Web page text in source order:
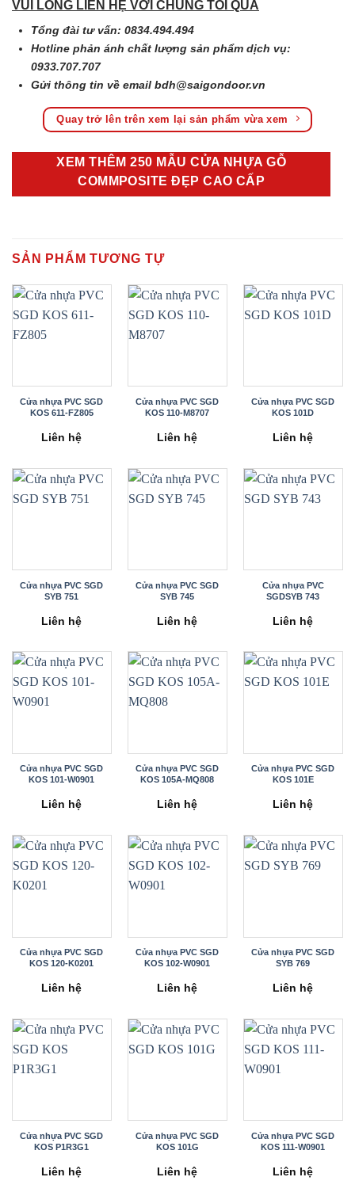
VUI LÒNG LIÊN HỆ VỚI CHÚNG TÔI QUA
Tổng đài tư vấn: 0834.494.494
Hotline phản ánh chất lượng sản phẩm dịch vụ:
0933.707.707
Gửi thông tin về emailbdh@saigondoor.vn
Quay trở lên trên xem lại sản phẩm vừa xem
XEM THÊM 250 MẪU CỬA NHỰA GỖ
COMMPOSITE ĐẸP CAO CẤP
SẢN PHẨM TƯƠNG TỰ
Cửa nhựa PVC SGD
KOS 611-FZ805
Liên hệ
Cửa nhựa PVC SGD
KOS 110-M8707
Liên hệ
Cửa nhựa PVC SGD
KOS 101D
Liên hệ
Cửa nhựa PVC SGD
SYB 751
Liên hệ
Cửa nhựa PVC SGD
SYB 745
Liên hệ
Cửa nhựa PVC
SGDSYB 743
Liên hệ
Cửa nhựa PVC SGD
KOS 101-W0901
Liên hệ
Cửa nhựa PVC SGD
KOS 105A-MQ808
Liên hệ
Cửa nhựa PVC SGD
KOS 101E
Liên hệ
Cửa nhựa PVC SGD
KOS 120-K0201
Liên hệ
Cửa nhựa PVC SGD
KOS 102-W0901
Liên hệ
Cửa nhựa PVC SGD
SYB 769
Liên hệ
Cửa nhựa PVC SGD
KOS P1R3G1
Liên hệ
Cửa nhựa PVC SGD
KOS 101G
Liên hệ
Cửa nhựa PVC SGD
KOS 111-W0901
Liên hệ